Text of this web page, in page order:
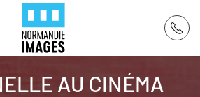
AU CINÉMA
cookies